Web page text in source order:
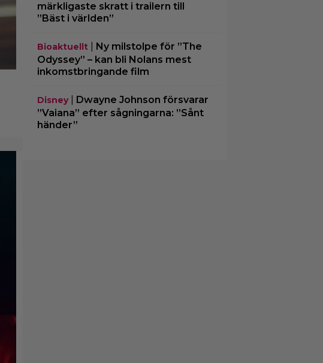
märkligaste skratt i trailern till
”Bäst i världen”
Bioaktuellt| Ny milstolpe för ”The
Odyssey” – kan bli Nolans mest
inkomstbringande film
Disney| Dwayne Johnson försvarar
”Vaiana” efter sågningarna: ”Sånt
händer”